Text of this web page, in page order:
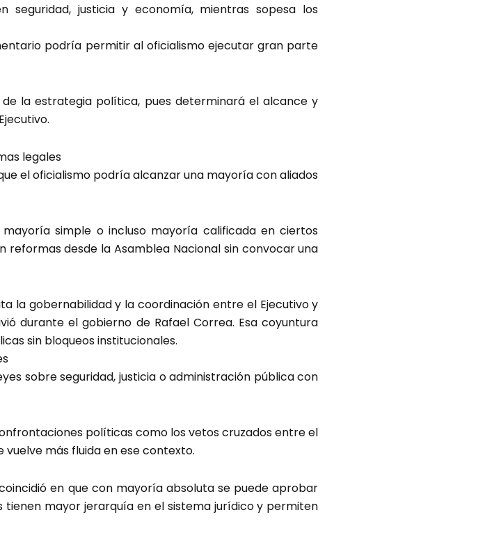
seguridad, justicia y economía, mientras sopesa los
podría permitir al oficialismo ejecutar gran parte
la estrategia política, pues determinará el alcance y
legales
el oficialismo podría alcanzar una mayoría con aliados
simple o incluso mayoría calificada en ciertos
desde la Asamblea Nacional sin convocar una
la gobernabilidad y la coordinación entre el Ejecutivo y
durante el gobierno de Rafael Correa. Esa coyuntura
sin bloqueos institucionales.
sobre seguridad, justicia o administración pública con
políticas como los vetos cruzados entre el
vuelve más fluida en ese contexto.
en que con mayoría absoluta se puede aprobar
tienen mayor jerarquía en el sistema jurídico y permiten